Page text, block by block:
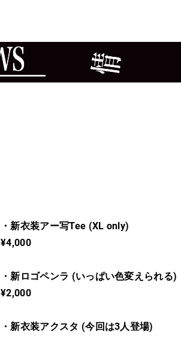
・新衣装アー写Tee (XL only)
¥4,000
・新ロゴペンラ (いっぱい色変えられる)
¥2,000
・新衣装アクスタ (今回は3人登場)